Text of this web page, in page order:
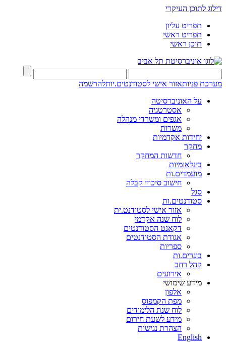
דילוג לתוכן העיקרי
תפריט עליון
תפריט ראשי
תוכן ראשי
מערכת פניותאזור אישי לסטודנטים.יותלהרשמה
על האוניברסיטה
אסטרטגיה
אגפים ומשרדי מנהלה
משרות
יחידות אקדמיות
מחקר
חדשות המחקר
בינלאומיות
מועמדים.ות
חישוב סיכויי קבלה
סגל
סטודנטים.ות
אזור אישי לסטודנט.ית
לוח שנה אקדמי
דקאנט הסטודנטים
אגודת הסטודנטים
ספריות
בוגרים.ות
קהל רחב
אירועים
מידע שימושי
אלפון
מפת הקמפוס
לוח שנת הלימודים
מידע לשעת חירום
הצהרת נגישות
English